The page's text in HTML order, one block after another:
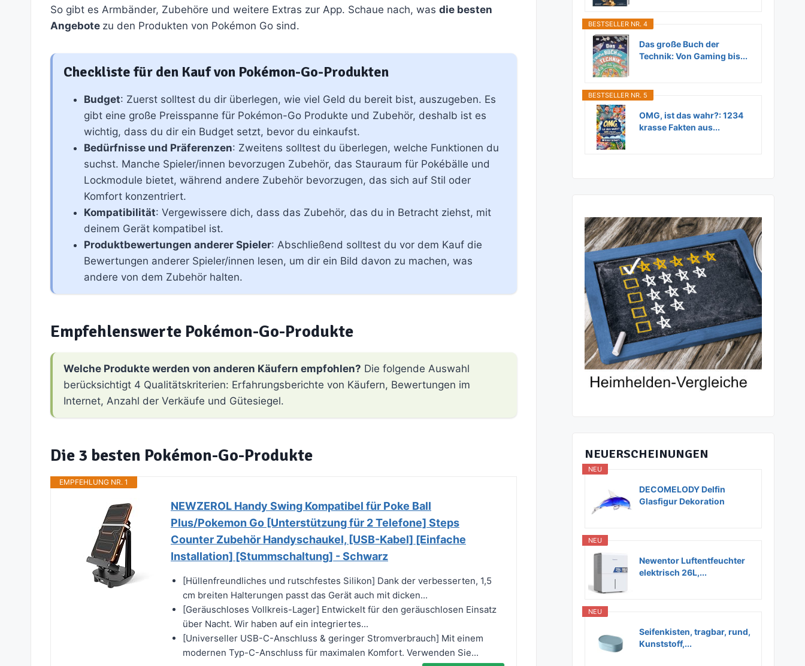
So gibt es Armbänder, Zubehöre und weitere Extras zur App. Schaue nach, was die besten
Angebote zu den Produkten von Pokémon Go sind.
Checkliste für den Kauf von Pokémon-Go-Produkten
Budget: Zuerst solltest du dir überlegen, wie viel Geld du bereit bist, auszugeben. Es
gibt eine große Preisspanne für Pokémon-Go Produkte und Zubehör, deshalb ist es
wichtig, dass du dir ein Budget setzt, bevor du einkaufst.
Bedürfnisse und Präferenzen: Zweitens solltest du überlegen, welche Funktionen du
suchst. Manche Spieler/innen bevorzugen Zubehör, das Stauraum für Pokébälle und
Lockmodule bietet, während andere Zubehör bevorzugen, das sich auf Stil oder
Komfort konzentriert.
Kompatibilität: Vergewissere dich, dass das Zubehör, das du in Betracht ziehst, mit
deinem Gerät kompatibel ist.
Produktbewertungen anderer Spieler: Abschließend solltest du vor dem Kauf die
Bewertungen anderer Spieler/innen lesen, um dir ein Bild davon zu machen, was
andere von dem Zubehör halten.
Empfehlenswerte Pokémon-Go-Produkte
Welche Produkte werden von anderen Käufern empfohlen? Die folgende Auswahl
berücksichtigt 4 Qualitätskriterien: Erfahrungsberichte von Käufern, Bewertungen im
Internet, Anzahl der Verkäufe und Gütesiegel.
Die 3 besten Pokémon-Go-Produkte
EMPFEHLUNG NR. 1
NEWZEROL Handy Swing Kompatibel für Poke Ball
Plus/Pokemon Go [Unterstützung für 2 Telefone] Steps
Counter Zubehör Handyschaukel, [USB-Kabel] [Einfache
Installation] [Stummschaltung] - Schwarz
[Hüllenfreundliches und rutschfestes Silikon] Dank der verbesserten, 1,5
cm breiten Halterungen passt das Gerät auch mit dicken...
[Geräuschloses Vollkreis-Lager] Entwickelt für den geräuschlosen Einsatz
über Nacht. Wir haben auf ein integriertes...
[Universeller USB-C-Anschluss & geringer Stromverbrauch] Mit einem
modernen Typ-C-Anschluss für maximalen Komfort. Verwenden Sie...
BESTSELLER NR. 4
Das große Buch der
Technik: Von Gaming bis...
BESTSELLER NR. 5
OMG, ist das wahr?: 1234
krasse Fakten aus...
NEUERSCHEINUNGEN
NEU
DECOMELODY Delfin
Glasfigur Dekoration
NEU
Newentor Luftentfeuchter
elektrisch 26L,...
NEU
Seifenkisten, tragbar, rund,
Kunststoff,...